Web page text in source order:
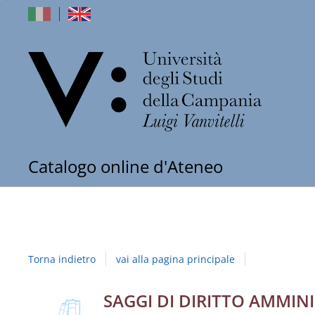
Catalogo online d'Ateneo
degli
Campania
"Luigi
Torna indietro vai alla pagina principale
Dettaglio
copertina SAGGI DI DIRITTO